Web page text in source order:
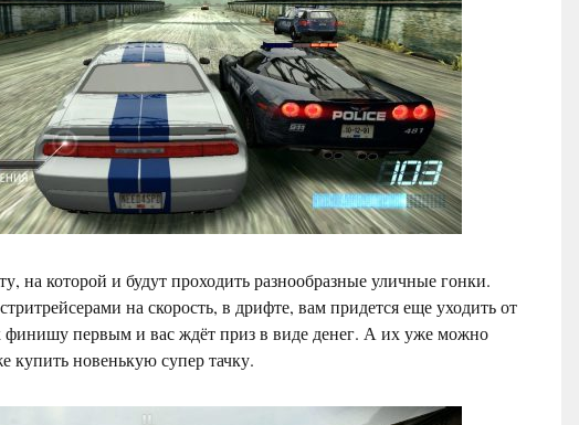
на которой и будут проходить разнообразные уличные гонки.
на скорость, в дрифте, вам придется еще уходить от
первым и вас ждёт приз в виде денег. А их уже можно
купить новенькую супер тачку.